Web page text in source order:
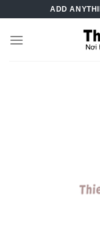
content
ADD